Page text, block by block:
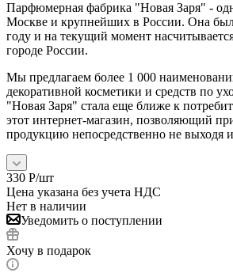
Парфюмерная фабрика "Новая Заря" -
Москве и крупнейших в России. Она
году и на текущий момент
городе России.
Мы предлагаем более 1 000
декоративной косметики и средств по
"Новая Заря" стала еще ближе к
этот интернет-магазин, позволяющий
продукцию непосредственно не выходя
330 Р/шт
Цена указана без учета НДС
Нет в наличии
Уведомить о поступлении
Хочу в подарок